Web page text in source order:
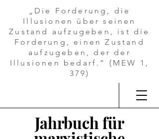
Jahrbuch für
„Die Forderung, die
Illusionen über seinen
Zustand aufzugeben, ist die
Forderung, einen Zustand
aufzugeben, der der
Illusionen bedarf.“ (MEW 1,
379)